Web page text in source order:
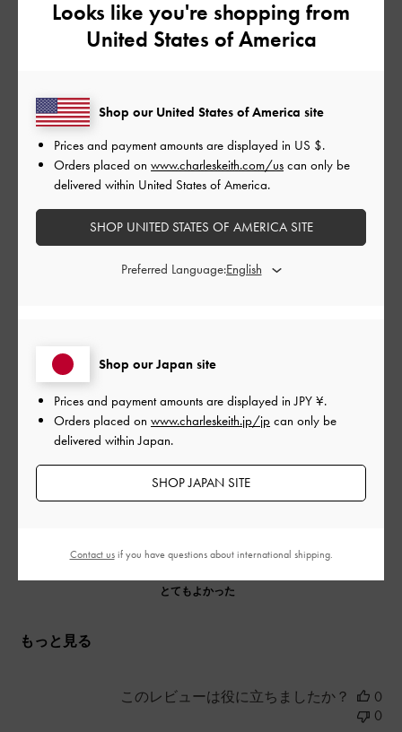
品質
とてもよかった
フィルター
ご利用者様
めちゃめちゃ可愛いです。
厚めのお財布は入らないですが、高級感があってとてもお洒落
です。
サイズ: その他（シューズ以外）
品質
とてもよかった
もっと見る
このレビューは役に立ちましたか？
0
0
Looks like you're shopping from
United States of America
Shop our Japan site
Prices and payment amounts are displayed inJPY ¥.
Orders placed on www.charleskeith.jp/jp can only be
delivered within Japan.
SHOP JAPAN SITE
Shop our United States of America site
Prices and payment amounts are displayed in US $.
Orders placed on www.charleskeith.com/us can only be
delivered within United States of America.
SHOP UNITED STATES OF AMERICA SITE
Preferred Language:
Contact usif you have questions about international shipping.